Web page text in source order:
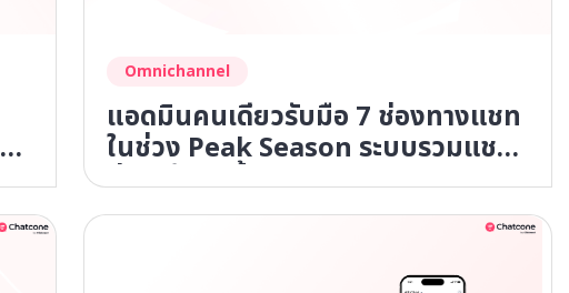
Omnichannel
แอดมินคนเดียวรับมือ 7 ช่องทางแชท
ในช่วง Peak Season ระบบรวมแชท
ช่วยได้จริงมั้ย?